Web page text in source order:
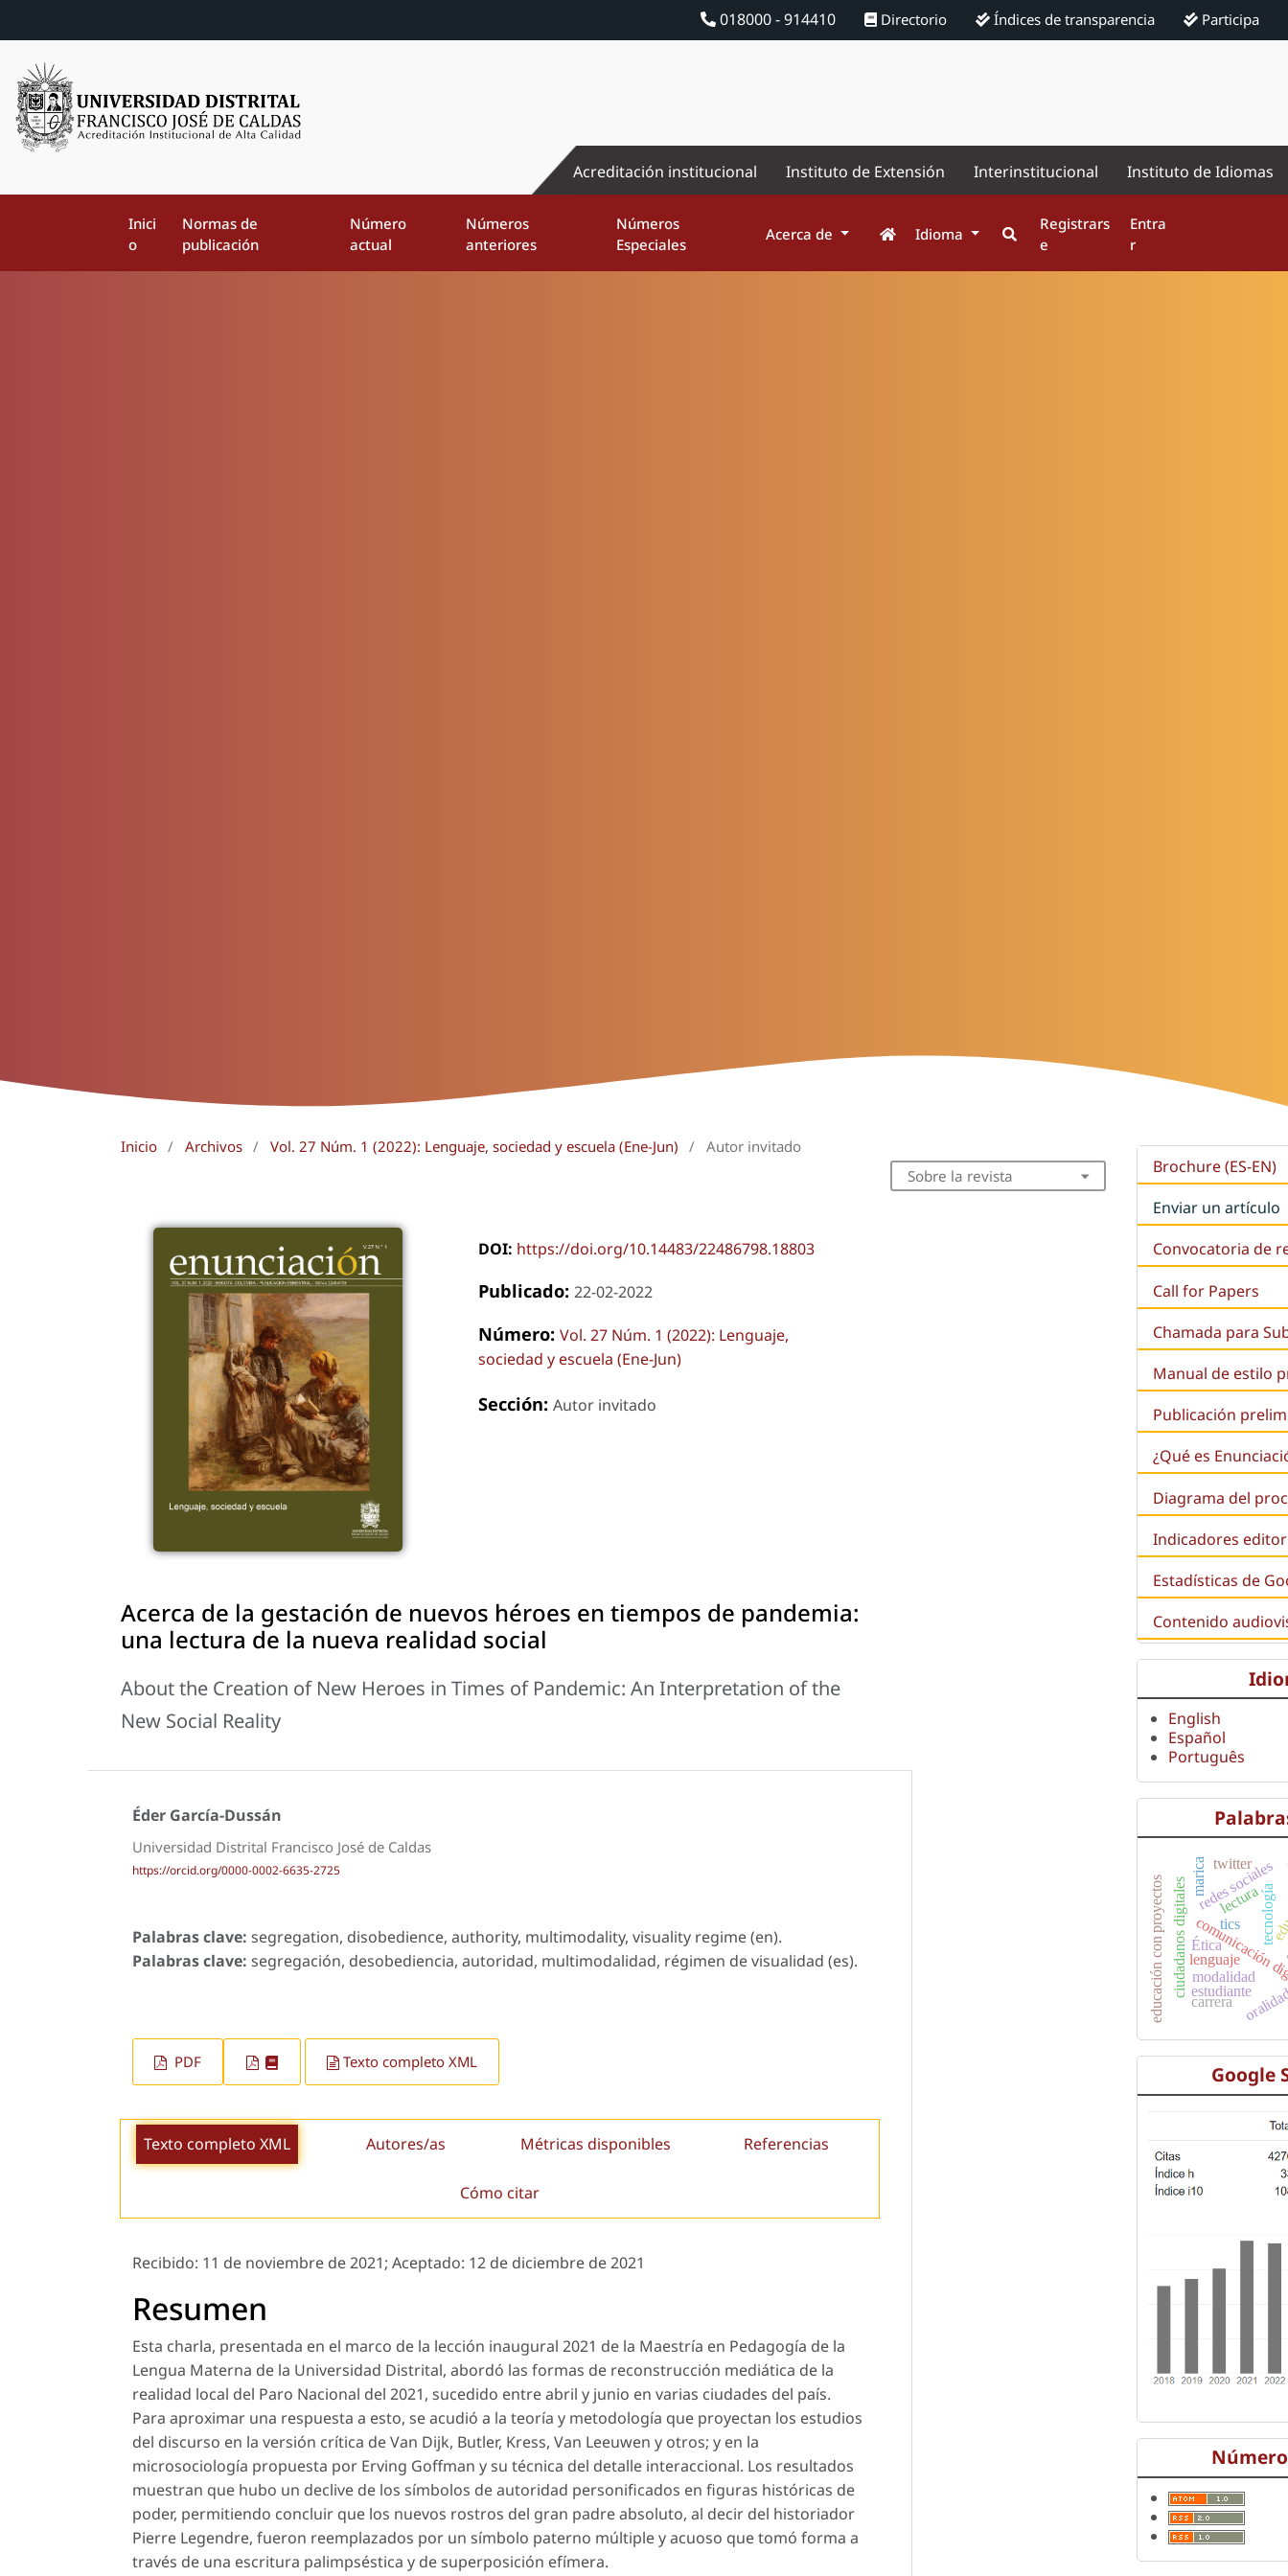
018000 - 914410 Directorio Índices de transparencia Participa
Acreditación institucional Instituto de Extensión Interinstitucional Instituto de Idiomas
Inici
o
Normas de
publicación
Número
actual
Números
anteriores
Números
Especiales
Acerca de Idioma
Registrars
e
Entra
r
Inicio / Archivos / Vol. 27 Núm. 1 (2022): Lenguaje, sociedad y escuela (Ene-Jun) / Autor invitado
DOI: https://doi.org/10.14483/22486798.18803
Publicado: 22-02-2022
Número: Vol. 27 Núm. 1 (2022): Lenguaje,
sociedad y escuela (Ene-Jun)
Sección: Autor invitado
Acerca de la gestación de nuevos héroes en tiempos de pandemia:
una lectura de la nueva realidad social
About the Creation of New Heroes in Times of Pandemic: An Interpretation of the
New Social Reality
Éder García-Dussán
Universidad Distrital Francisco José de Caldas
https://orcid.org/0000-0002-6635-2725
Palabras clave: segregation, disobedience, authority, multimodality, visuality regime (en).
Palabras clave: segregación, desobediencia, autoridad, multimodalidad, régimen de visualidad (es).
PDF Texto completo XML
Texto completo XML Autores/as Métricas disponibles Referencias
Cómo citar
Recibido: 11 de noviembre de 2021; Aceptado: 12 de diciembre de 2021
Resumen
Esta charla, presentada en el marco de la lección inaugural 2021 de la Maestría en Pedagogía de la
Lengua Materna de la Universidad Distrital, abordó las formas de reconstrucción mediática de la
realidad local del Paro Nacional del 2021, sucedido entre abril y junio en varias ciudades del país.
Para aproximar una respuesta a esto, se acudió a la teoría y metodología que proyectan los estudios
del discurso en la versión crítica de Van Dijk, Butler, Kress, Van Leeuwen y otros; y en la
microsociología propuesta por Erving Goffman y su técnica del detalle interaccional. Los resultados
muestran que hubo un declive de los símbolos de autoridad personificados en figuras históricas de
poder, permitiendo concluir que los nuevos rostros del gran padre absoluto, al decir del historiador
Pierre Legendre, fueron reemplazados por un símbolo paterno múltiple y acuoso que tomó forma a
través de una escritura palimpséstica y de superposición efímera.
Sobre la revista
Brochure (ES-EN)
Enviar un artículo
Convocatoria de
Call for Papers
Chamada para
Manual de estilo
Publicación
¿Qué es
Diagrama del
Indicadores
Estadísticas de
Contenido
English
Español
Português
lenguaje
tecnología
tics
ciudadanos digitales
educación con proyectos modalidad
redes sociales
lectura
marica twitter
estudiante
carrera
Ética
Google